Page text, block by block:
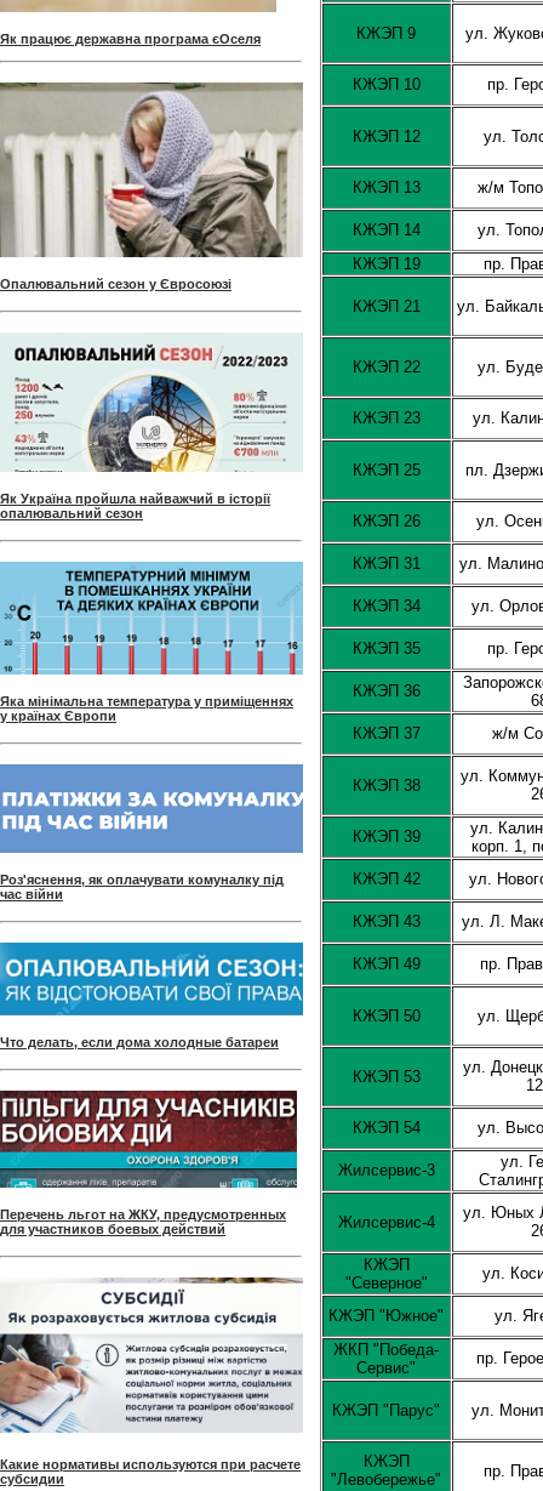
Як працює державна програма єОселя
Опалювальний сезон у Євросоюзі
Як Україна пройшла найважчий в історії
опалювальний сезон
Яка мінімальна температура у приміщеннях
у країнах Європи
Роз'яснення, як оплачувати комуналку під
час війни
Что делать, если дома холодные батареи
Перечень льгот на ЖКУ, предусмотренных
для участников боевых действий
Какие нормативы используются при расчете
субсидии
КЖЭП 9 ул.
КЖЭП 10 пр.
КЖЭП 12 ул.
КЖЭП 13 ж/м
КЖЭП 14
ул.
КЖЭП 19
пр.
КЖЭП 21 ул.
КЖЭП 22 ул.
КЖЭП 23 ул.
КЖЭП 25 пл.
КЖЭП 26 ул.
КЖЭП 31 ул.
КЖЭП 34 ул.
КЖЭП 35 пр.
КЖЭП 36
КЖЭП 37
ж/м
КЖЭП 38
ул.
КЖЭП 39
ул.
корп. 1,
КЖЭП 42
ул.
КЖЭП 43 ул. Л.
КЖЭП 49 пр.
КЖЭП 50 ул.
КЖЭП 53
ул.
КЖЭП 54 ул.
Жилсервис-3
ул.
Жилсервис-4
ул. Юных
КЖЭП
"Северное"
ул.
КЖЭП "Южное"
ул.
ЖКП "Победа-
Сервис"
пр.
КЖЭП "Парус" ул.
КЖЭП
"Левобережье"
пр.